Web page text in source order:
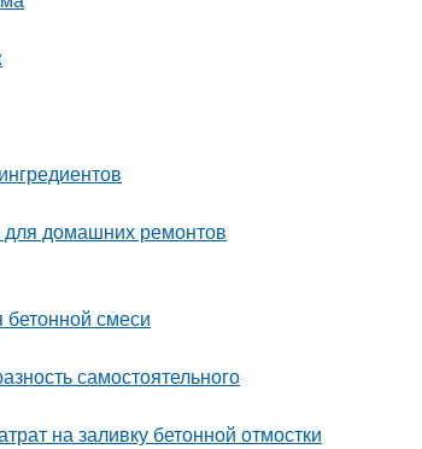
для домашних ремонтов
смеси
самостоятельного
на заливку бетонной отмостки